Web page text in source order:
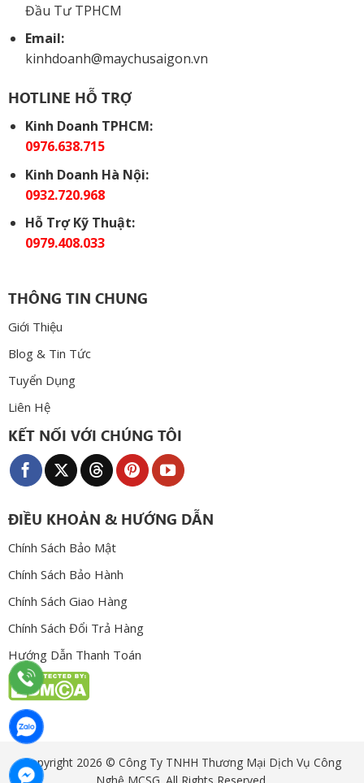
Đầu Tư TPHCM
Email:
kinhdoanh@maychusaigon.vn
HOTLINE HỖ TRỢ
Kinh Doanh TPHCM:
0976.638.715
Kinh Doanh Hà Nội:
0932.720.968
Hỗ Trợ Kỹ Thuật:
0979.408.033
THÔNG TIN CHUNG
Giới Thiệu
Blog & Tin Tức
Tuyển Dụng
Liên Hệ
KẾT NỐI VỚI CHÚNG TÔI
ĐIỀU KHOẢN & HƯỚNG DẪN
Chính Sách Bảo Mật
Chính Sách Bảo Hành
Chính Sách Giao Hàng
Chính Sách Đổi Trả Hàng
Hướng Dẫn Thanh Toán
Copyright 2026 © Công Ty TNHH Thương Mại Dịch Vụ Công